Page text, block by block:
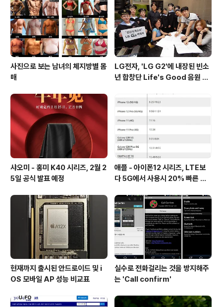
2499달러에 판매할 예정입니다. 서피스북2 주요 스펙13.
5인치 3000 * 2000 디스..
사진으로 보는 남녀의 체지방별 몸
매
LG전자, 'LG G2'에 내장된 빈소
년 합창단 Life's Good 음원 공
샤오미 - 홍미 K40 시리즈, 2월 2
5일 공식 발표 예정
애플 - 아이폰12 시리즈, LTE보
다 5G에서 사용시 20% 빠른 배
현재까지 출시된 안드로이드 및 i
OS 모바일 AP 성능 비교표
실수로 전화걸리는 것을 방지해주
는 'Call confirm'